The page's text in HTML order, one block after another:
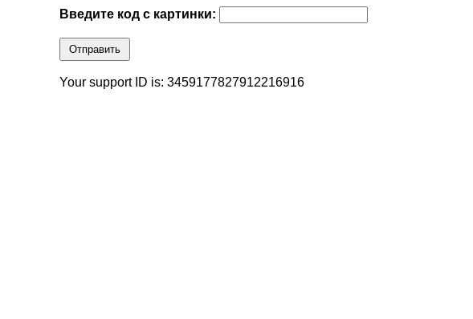
Введите код с картинки:
Отправить
Your support ID is: 3459177827912216916